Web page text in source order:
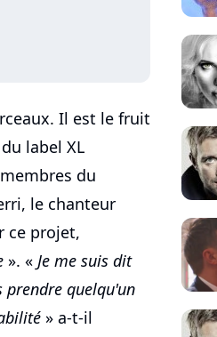
Il est le fruit
label XL
du
le chanteur
ce projet,
». « Je me suis dit
prendre quelqu'un
» a-t-il